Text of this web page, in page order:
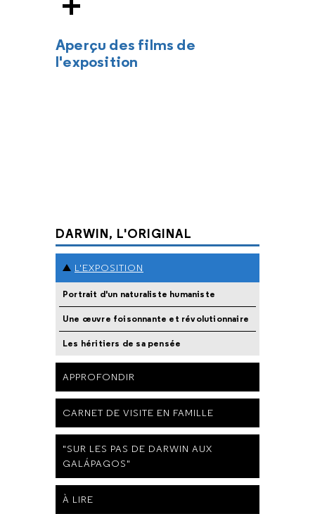
Aperçu des films de
l'exposition
DARWIN, L'ORIGINAL
L'EXPOSITION
Portrait d'un naturaliste humaniste
Une œuvre foisonnante et révolutionnaire
Les héritiers de sa pensée
APPROFONDIR
CARNET DE VISITE EN FAMILLE
"SUR LES PAS DE DARWIN AUX
GALÁPAGOS"
À LIRE